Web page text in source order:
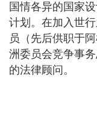
国情各异的国家
计划。在加入世
员（先后供职于
洲委员会竞争事
的法律顾问。